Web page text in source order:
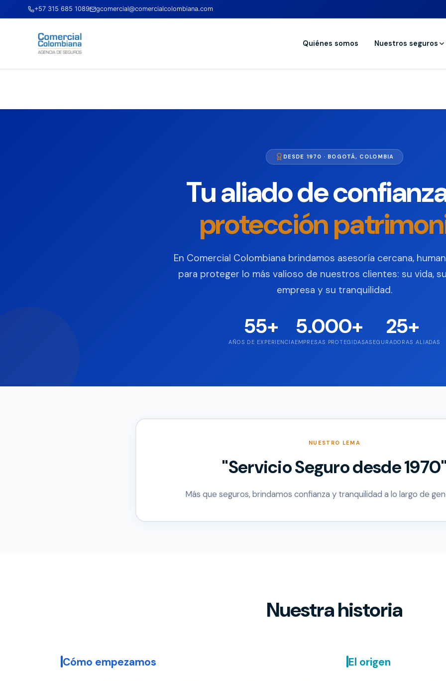
+57 315 685 1089 gcomercial@comercialcolombiana.com
Quiénes somos Nuestros seguros
DESDE 1970 · BOGOTÁ, COLOMBIA
Tu aliado de
protección
En Comercial Colombiana brindamos asesoría cercana,
para proteger lo más valioso de nuestros clientes: su vida,
empresa y su tranquilidad.
55+
AÑOS DE EXPERIENCIA
5.000+
EMPRESAS PROTEGIDAS
25+
ASEGURADORAS ALIADAS
NUESTRO LEMA
"Servicio Seguro desde
Más que seguros, brindamos confianza y tranquilidad a lo largo de
Nuestra historia
Cómo empezamos El origen